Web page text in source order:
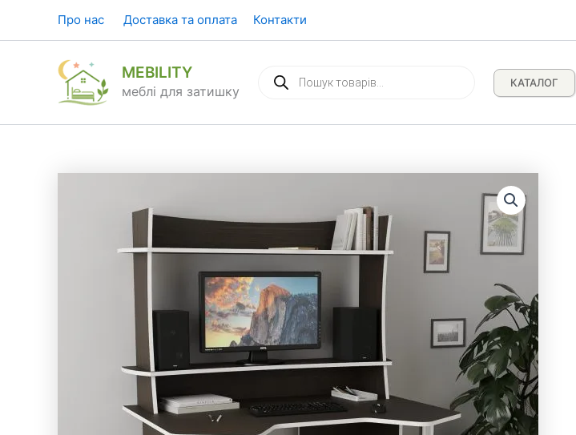
Про нас Доставка та оплата Контакти
MEBILITY
меблі для затишку
Пошук
товарів
КАТАЛОГ